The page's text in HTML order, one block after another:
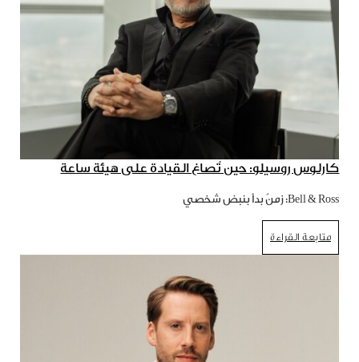
كارلوس روسيلو: حين تُصاغ القيادة على هيئة ساعة
Bell & Ross: زمنٌ بدأ بنبض شخصي
متابعة القراءة